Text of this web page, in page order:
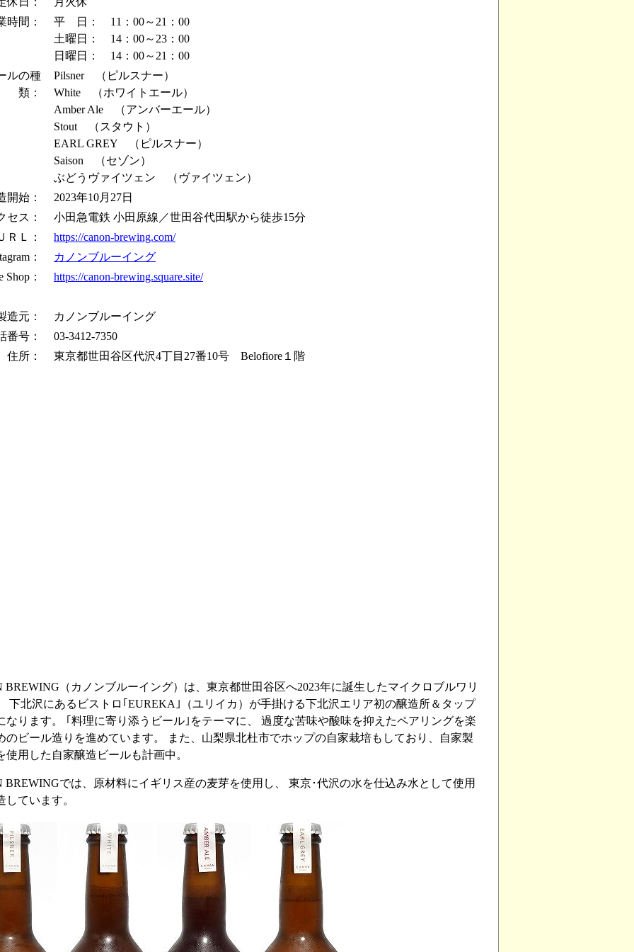
時間：
平 日： 11：00～21：00
土曜日： 14：00～23：00
日曜日： 14：00～21：00
ルの種
類：
Pilsner （ピルスナー）
White （ホワイトエール）
Amber Ale （アンバーエール）
Stout （スタウト）
EARL GREY （ピルスナー）
Saison （セゾン）
ぶどうヴァイツェン （ヴァイツェン）
開始：
2023年10月27日
セス：
小田急電鉄 小田原線／世田谷代田駅から徒歩15分
ＲＬ：
https://canon-brewing.com/
：
カノンブルーイング
Shop：
https://canon-brewing.square.site/
造元：
カノンブルーイング
番号：
03-3412-7350
住所：
東京都世田谷区代沢4丁目27番10号 Belofiore１階
BREWING（カノンブルーイング）は、東京都世田谷区へ2023年に誕生したマイクロブルワリ
下北沢にあるビストロ｢EUREKA｣（ユリイカ）が手掛ける下北沢エリア初の醸造所＆タップ
なります。 ｢料理に寄り添うビール｣をテーマに、 過度な苦味や酸味を抑えたペアリングを楽
のビール造りを進めています。 また、山梨県北杜市でホップの自家栽培もしており、自家製
使用した自家醸造ビールも計画中。
BREWINGでは、原材料にイギリス産の麦芽を使用し、 東京･代沢の水を仕込み水として使用
しています。